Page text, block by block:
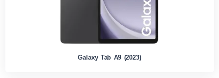
Galaxy Tab A9 (2023)